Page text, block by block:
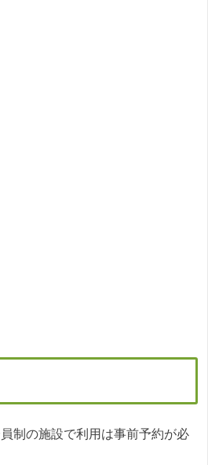
制の施設で利用は事前予約が必